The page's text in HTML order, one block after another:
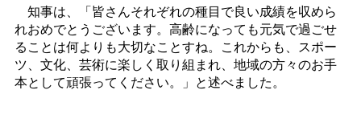
知事は、「皆さんそれぞれの種目で良い成績を収めら
れおめでとうございます。高齢になっても元気で過ごせ
ることは何よりも大切なことすね。これからも、スポー
ツ、文化、芸術に楽しく取り組まれ、地域の方々のお手
本として頑張ってください。」と述べました。